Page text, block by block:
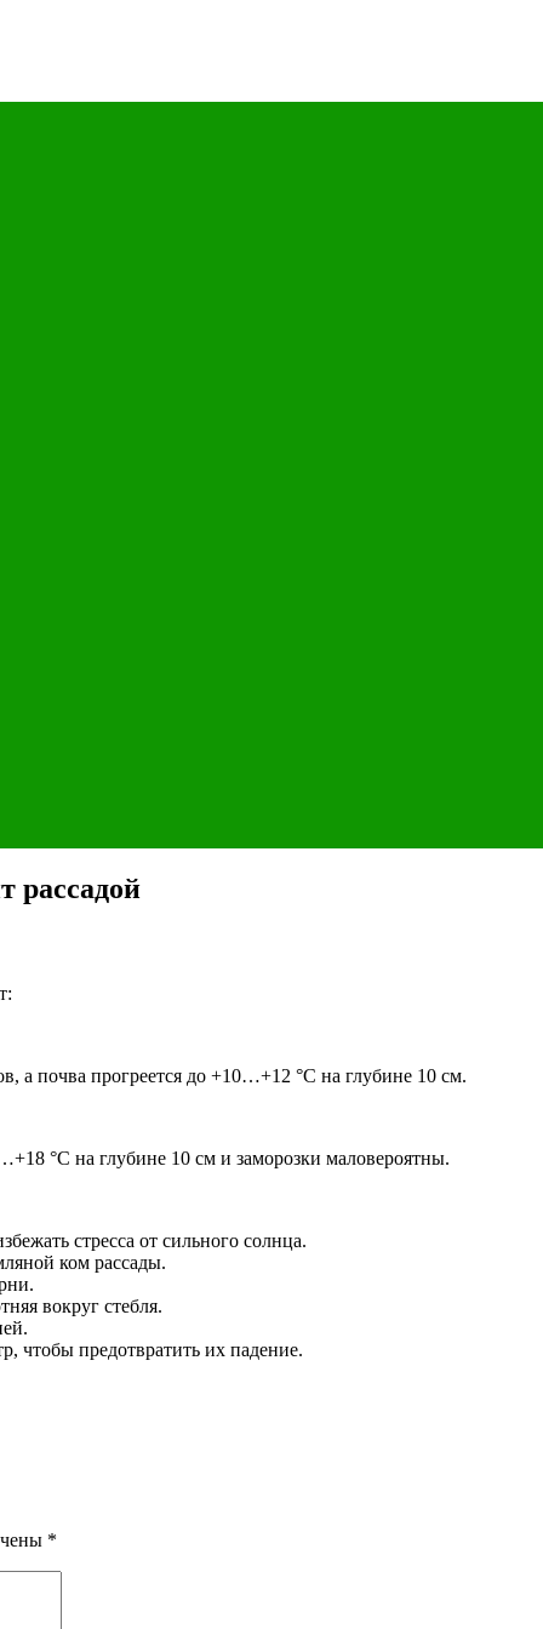
рассадой
а почва прогреется до +10…+12 °C на глубине 10 см.
°C на глубине 10 см и заморозки маловероятны.
стресса от сильного солнца.
ком рассады.
вокруг стебля.
чтобы предотвратить их падение.
*